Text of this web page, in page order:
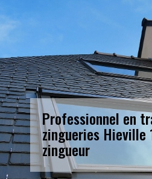
Professionnel en
zingueries Hieville
zingueur